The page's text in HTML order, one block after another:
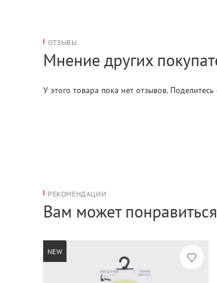
ОТЗЫВЫ
Мнение других
У этого товара пока нет отзывов.
РЕКОМЕНДАЦИИ
Вам может понравиться
NEW